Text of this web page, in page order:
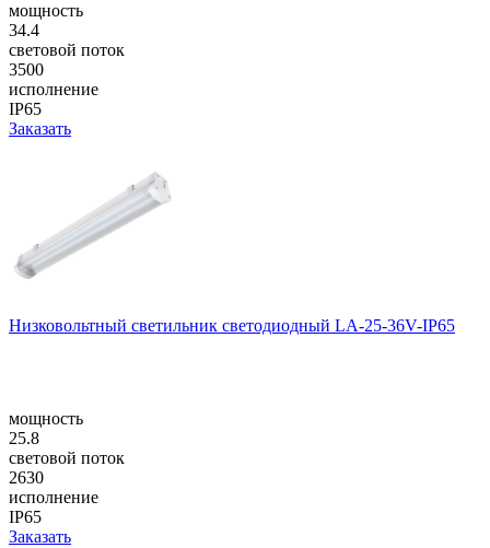
мощность
34.4
световой поток
3500
исполнение
IP65
Заказать
Низковольтный светильник светодиодный LA-25-36V-IP65
мощность
25.8
световой поток
2630
исполнение
IP65
Заказать